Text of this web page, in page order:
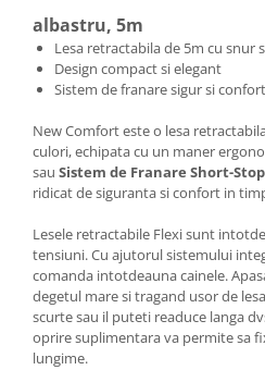
albastru, 5m
Lesa retractabila de 5m cu snur
Design compact si elegant
Sistem de franare sigur si
New Comfort este o lesa
culori, echipata cu un maner
sau Sistem de Franare Short-Stop
ridicat de siguranta si confort in
Lesele retractabile Flexi sunt
tensiuni. Cu ajutorul sistemului
comanda intotdeauna cainele.
degetul mare si tragand usor de
scurte sau il puteti readuce langa
oprire suplimentara va permite sa
lungime.